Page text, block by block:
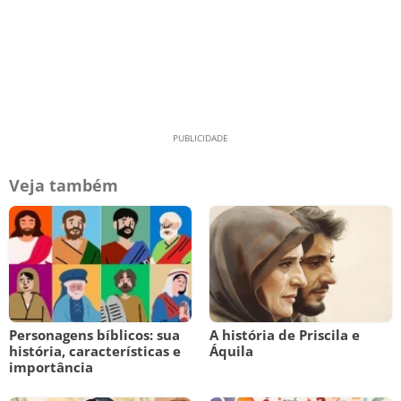
Veja também
Personagens bíblicos: sua
história, características e
importância
A história de Priscila e
Áquila